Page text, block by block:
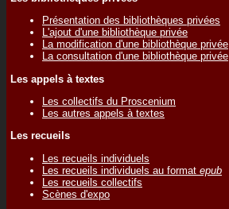
Présentation des bibliothèques privées
L'ajout d'une bibliothèque privée
La modification d'une bibliothèque privée
La consultation d'une bibliothèque privée
Les appels à textes
Les collectifs du Proscenium
Les autres appels à textes
Les recueils
Les recueils individuels
Les recueils individuels au format epub
Les recueils collectifs
Scènes d'expo